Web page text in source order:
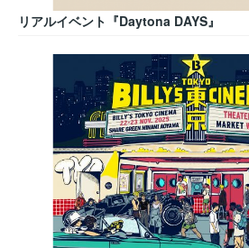
リアルイベント『Daytona DAYS』